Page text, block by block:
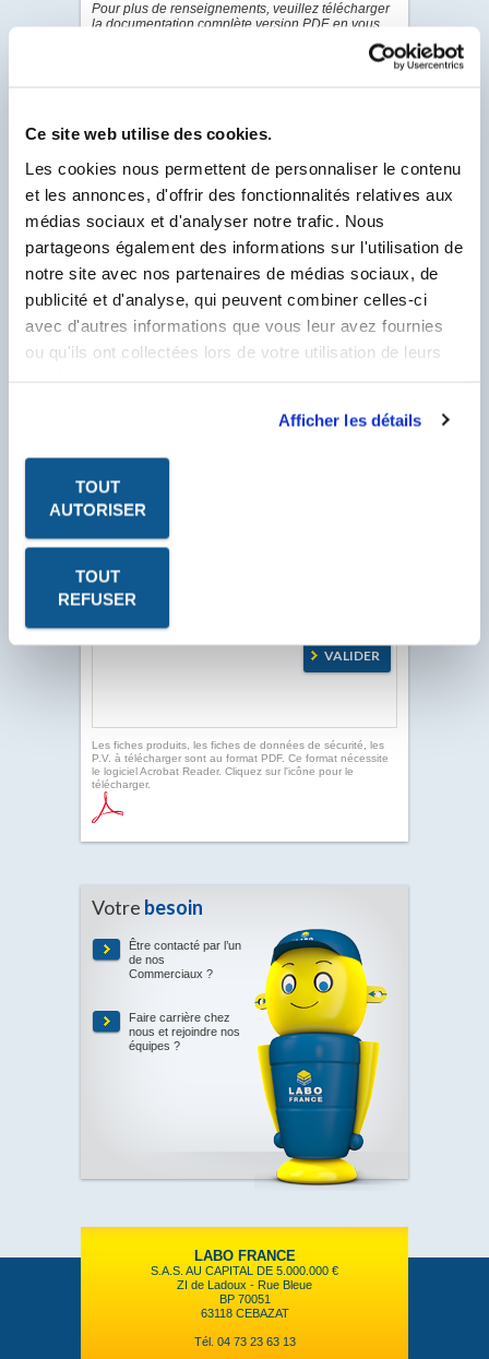
Ce site web utilise des cookies.
Les cookies nous permettent de personnaliser le contenu
et les annonces, d'offrir des fonctionnalités relatives aux
médias sociaux et d'analyser notre trafic. Nous
partageons également des informations sur l'utilisation de
notre site avec nos partenaires de médias sociaux, de
publicité et d'analyse, qui peuvent combiner celles-ci
avec d'autres informations que vous leur avez fournies
ou qu'ils ont collectées lors de votre utilisation de leurs
Afficher les détails
TOUT
AUTORISER
TOUT
REFUSER
PDF - FICHE DE
Pour visualiser & télécharger tous les PDF de ce
Client Labo France, saisissez votre N° Compte
commençant par un F.
Les fiches produits, les fiches de données de sécurité, les
P.V. à télécharger sont au format PDF. Ce format nécessite
le logiciel Acrobat Reader. Cliquez sur l'icône pour le
télécharger.
Pour plus de renseignements, veuillez télécharger
la documentation complète version PDF, en vous
Votre besoin
Être contacté par l’un
de nos
Commerciaux ?
Faire carrière chez
nous et rejoindre nos
équipes ?
LABO FRANCE
S.A.S. AU CAPITAL DE 5.000.000 €
ZI de Ladoux - Rue Bleue
BP 70051
63118 CEBAZAT
Tél. 04 73 23 63 13